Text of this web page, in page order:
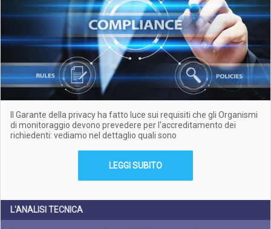
Il Garante della privacy ha fatto luce sui requisiti che gli Organismi
di monitoraggio devono prevedere per l'accreditamento dei
richiedenti: vediamo nel dettaglio quali sono
LEGGI SUBITO
L'ANALISI TECNICA